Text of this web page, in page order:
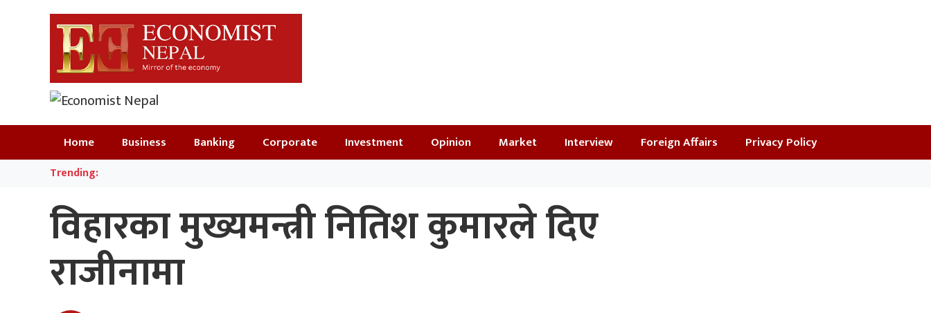
Home Business Banking Corporate Investment Opinion Market Interview Foreign Affairs Privacy Policy
Trending:
विहारका मुख्यमन्त्री नितिश कुमारले दिए
राजीनामा